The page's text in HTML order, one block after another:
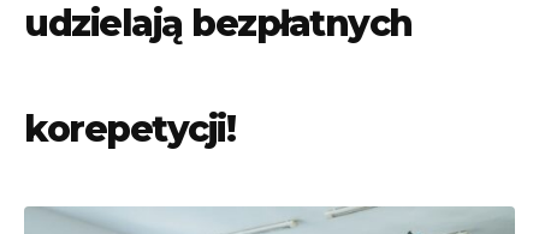
udzielają bezpłatnych
korepetycji!